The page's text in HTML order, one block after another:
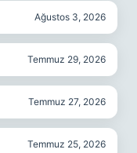
Ağustos 3, 2026
Temmuz 29, 2026
Temmuz 27, 2026
Temmuz 25, 2026